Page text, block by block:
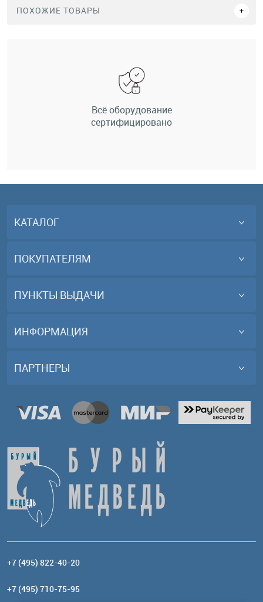
ПОХОЖИЕ ТОВАРЫ
Всё оборудование
сертифицировано
КАТАЛОГ
ПОКУПАТЕЛЯМ
ПУНКТЫ ВЫДАЧИ
ИНФОРМАЦИЯ
ПАРТНЕРЫ
+7 (495) 822-40-20
+7 (495) 710-75-95